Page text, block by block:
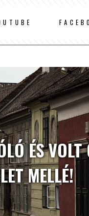
ÉS
MELLÉ!